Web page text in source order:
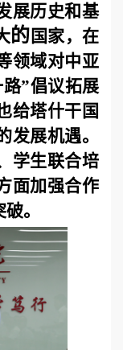
展历史和基
的 国家，在
领域对中亚
”倡议拓展
给塔什干国
发展机遇。
学生联合培
面加强合作
。